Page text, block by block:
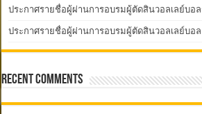
ประกาศรายชื่อผู้ผ่านการอบรมผู้ตัดสินวอลเลย์บอ
ประกาศรายชื่อผู้ผ่านการอบรมผู้ตัดสินวอลเลย์บอ
Recent Comments